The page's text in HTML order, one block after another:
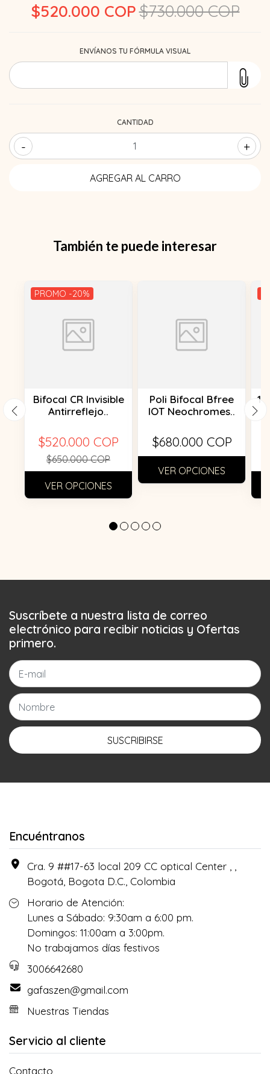
$520.000 COP$730.000 COP
ENVÍANOS TU FÓRMULA VISUAL
CANTIDAD
- +
También te puede interesar
PROMO -20%
Bifocal CR Invisible
Antirreflejo..
$520.000 COP
$650.000 COP
VER OPCIONES
Poli Bifocal Bfree
IOT Neochromes..
$680.000 COP
VER OPCIONES
Suscríbete a nuestra lista de correo
electrónico para recibir noticias y Ofertas
primero.
SUSCRIBIRSE
Encuéntranos
Cra. 9 ##17-63 local 209 CC optical Center , ,
Bogotá, Bogota D.C., Colombia
Horario de Atención:
Lunes a Sábado: 9:30am a 6:00 pm.
Domingos: 11:00am a 3:00pm.
No trabajamos días festivos
3006642680
gafaszen@gmail.com
Nuestras Tiendas
Servicio al cliente
Contacto